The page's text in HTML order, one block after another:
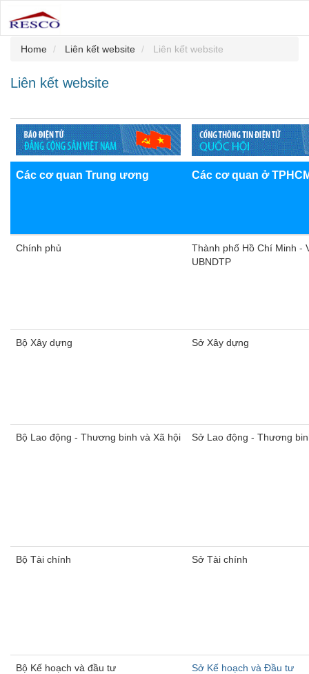
Home Liên kết website Liên kết website
Liên kết website
Các cơ quan Trung ương Các cơ quan ở
Chính phủ ​Thành phố Hồ Chí Minh -
UBNDTP
​Bộ Xây dựng Sở Xây dựng
Bộ Lao động - Thương binh và Xã hội Sở Lao động - Thương
Bộ Tài chính Sở Tài chính
Bộ Kế hoạch và đầu tư ​Sở Kế hoạch và Đầu tư